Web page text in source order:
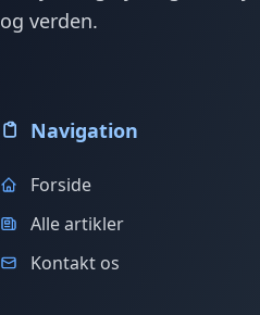
og verden.
Navigation
Forside
Alle artikler
Kontakt os